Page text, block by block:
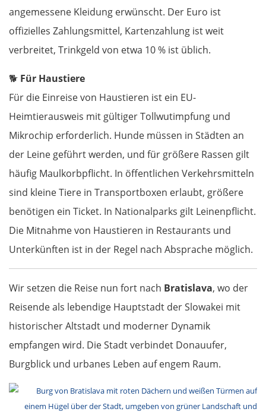
angemessene Kleidung erwünscht. Der Euro ist
offizielles Zahlungsmittel, Kartenzahlung ist weit
verbreitet, Trinkgeld von etwa 10 % ist üblich.
🐕 Für Haustiere
Für die Einreise von Haustieren ist ein EU-
Heimtierausweis mit gültiger Tollwutimpfung und
Mikrochip erforderlich. Hunde müssen in Städten an
der Leine geführt werden, und für größere Rassen gilt
häufig Maulkorbpflicht. In öffentlichen Verkehrsmitteln
sind kleine Tiere in Transportboxen erlaubt, größere
benötigen ein Ticket. In Nationalparks gilt Leinenpflicht.
Die Mitnahme von Haustieren in Restaurants und
Unterkünften ist in der Regel nach Absprache möglich.
Wir setzen die Reise nun fort nach Bratislava, wo der
Reisende als lebendige Hauptstadt der Slowakei mit
historischer Altstadt und moderner Dynamik
empfangen wird. Die Stadt verbindet Donauufer,
Burgblick und urbanes Leben auf engem Raum.
Pirna
Tschechien
Ústí nad Labem
Prag
Beroun
Taus
Deutschland Süd
Regensburg